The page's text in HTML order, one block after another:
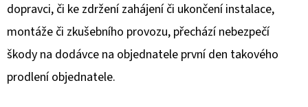
dopravci, či ke zdržení zahájení či ukončení instalace,
montáže či zkušebního provozu, přechází nebezpečí
škody na dodávce na objednatele první den takového
prodlení objednatele.